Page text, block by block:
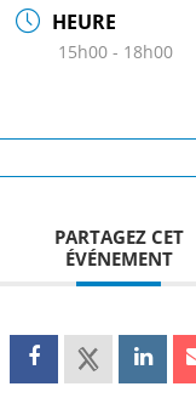
HEURE
15h00 - 18h00
PARTAGEZ CET
ÉVÉNEMENT